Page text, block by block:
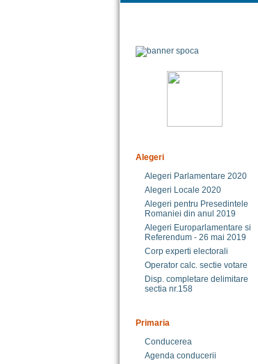
Alegeri
Alegeri Parlamentare 2020
Alegeri Locale 2020
Alegeri pentru Presedintele
Romaniei din anul 2019
Alegeri Europarlamentare si
Referendum - 26 mai 2019
Corp experti electorali
Operator calc. sectie votare
Disp. completare delimitare
sectia nr.158
Primaria
Conducerea
Agenda conducerii